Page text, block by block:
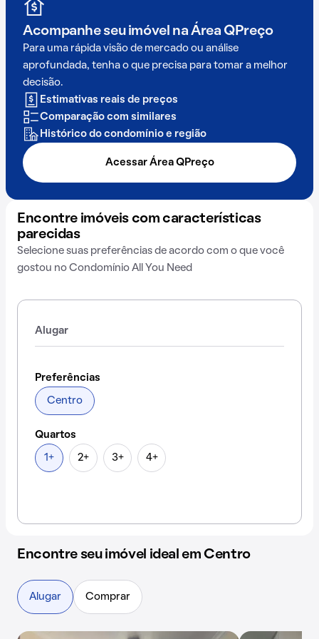
Acompanhe seu imóvel na Área QPreço
Para uma rápida visão de mercado ou análise
aprofundada, tenha o que precisa para tomar a melhor
decisão.
Estimativas reais de preços
Comparação com similares
Histórico do condomínio e região
Acessar Área QPreço
Encontre imóveis com características
parecidas
Selecione suas preferências de acordo com o que você
gostou no Condomínio All You Need
Alugar
Preferências
Centro
Quartos
1+ 2+ 3+ 4+
Encontre seu imóvel ideal em Centro
Alugar Comprar